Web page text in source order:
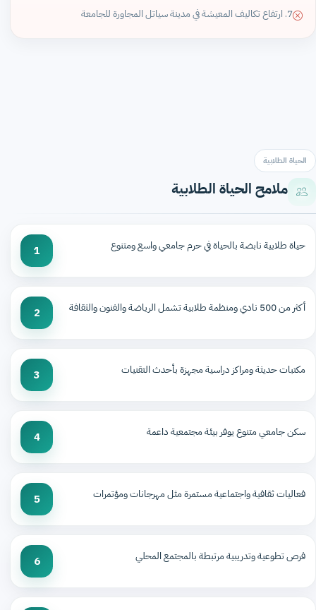
7. ارتفاع تكاليف المعيشة في مدينة سياتل المجاورة للجامعة
الحياة الطلابية
ملامح الحياة الطلابية
حياة طلابية نابضة بالحياة في حرم جامعي واسع ومتنوع 1
أكثر من 500 نادي ومنظمة طلابية تشمل الرياضة والفنون والثقافة 2
مكتبات حديثة ومراكز دراسية مجهزة بأحدث التقنيات 3
سكن جامعي متنوع يوفر بيئة مجتمعية داعمة 4
فعاليات ثقافية واجتماعية مستمرة مثل مهرجانات ومؤتمرات 5
فرص تطوعية وتدريبية مرتبطة بالمجتمع المحلي 6